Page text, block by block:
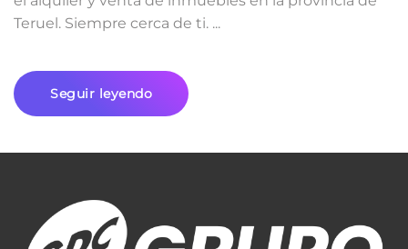
Teruel. Siempre cerca de ti. ...
Seguir leyendo